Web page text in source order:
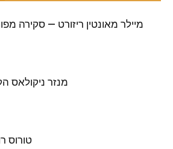
מיילר מאונטין ריזורט — סקירה
מנזר ניקולאס
טורוס